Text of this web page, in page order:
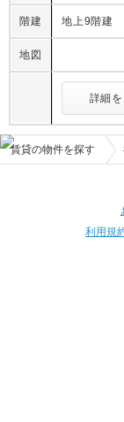
階建 地上9階建
地図
詳細
賃貸の物件を探す
利用規